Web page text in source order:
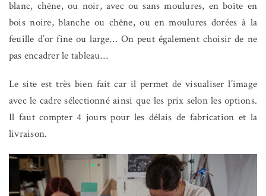
blanc, chêne, ou noir, avec ou sans moulures, en boîte en
bois noire, blanche ou chêne, ou en moulures dorées à la
feuille d’or fine ou large… On peut également choisir de ne
pas encadrer le tableau…
Le site est très bien fait car il permet de visualiser l’image
avec le cadre sélectionné ainsi que les prix selon les options.
Il faut compter 4 jours pour les délais de fabrication et la
livraison.